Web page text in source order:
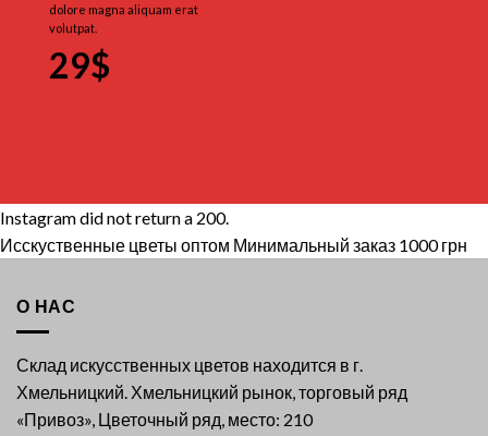
dolore magna aliquam erat
volutpat.
29$
Instagram did not return a 200.
Исскуственные цветы оптом Минимальный заказ 1000 грн
О НАС
Склад искусственных цветов находится в г.
Хмельницкий. Хмельницкий рынок, торговый ряд
«Привоз», Цветочный ряд, место: 210